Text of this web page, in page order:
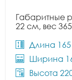
Габаритные
22 см, вес
Длина
Ширина
Высота